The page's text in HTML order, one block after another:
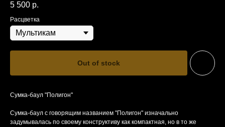
5 500 р.
Расцветка
Out of stock
Сумка-баул "Полигон"
Сумка-баул с говорящим названием "Полигон" изначально
задумывалась по своему конструктиву как компактная, но в то же